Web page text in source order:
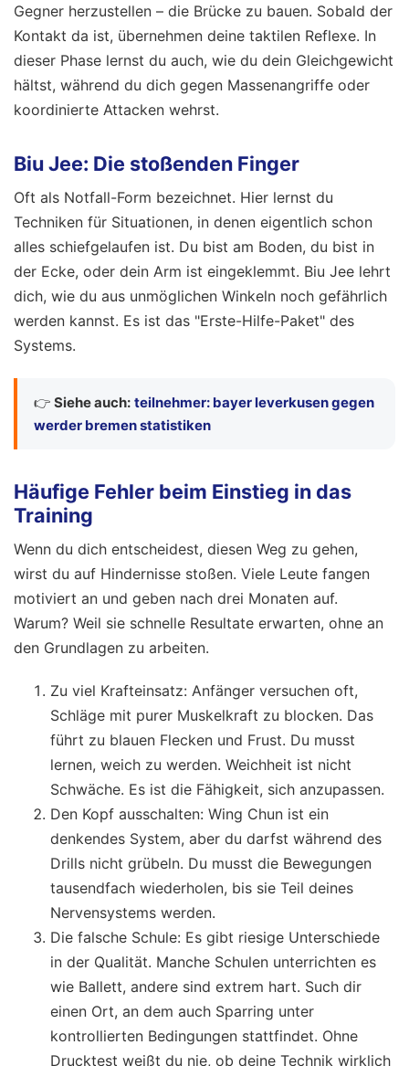
Gegner herzustellen – die Brücke zu bauen. Sobald der
Kontakt da ist, übernehmen deine taktilen Reflexe. In
dieser Phase lernst du auch, wie du dein Gleichgewicht
hältst, während du dich gegen Massenangriffe oder
koordinierte Attacken wehrst.
Biu Jee: Die stoßenden Finger
Oft als Notfall-Form bezeichnet. Hier lernst du
Techniken für Situationen, in denen eigentlich schon
alles schiefgelaufen ist. Du bist am Boden, du bist in
der Ecke, oder dein Arm ist eingeklemmt. Biu Jee lehrt
dich, wie du aus unmöglichen Winkeln noch gefährlich
werden kannst. Es ist das "Erste-Hilfe-Paket" des
Systems.
👉 Siehe auch: teilnehmer: bayer leverkusen gegen
werder bremen statistiken
Häufige Fehler beim Einstieg in das
Training
Wenn du dich entscheidest, diesen Weg zu gehen,
wirst du auf Hindernisse stoßen. Viele Leute fangen
motiviert an und geben nach drei Monaten auf.
Warum? Weil sie schnelle Resultate erwarten, ohne an
den Grundlagen zu arbeiten.
Zu viel Krafteinsatz: Anfänger versuchen oft,
Schläge mit purer Muskelkraft zu blocken. Das
führt zu blauen Flecken und Frust. Du musst
lernen, weich zu werden. Weichheit ist nicht
Schwäche. Es ist die Fähigkeit, sich anzupassen.
Den Kopf ausschalten: Wing Chun ist ein
denkendes System, aber du darfst während des
Drills nicht grübeln. Du musst die Bewegungen
tausendfach wiederholen, bis sie Teil deines
Nervensystems werden.
Die falsche Schule: Es gibt riesige Unterschiede
in der Qualität. Manche Schulen unterrichten es
wie Ballett, andere sind extrem hart. Such dir
einen Ort, an dem auch Sparring unter
kontrollierten Bedingungen stattfindet. Ohne
Drucktest weißt du nie, ob deine Technik wirklich